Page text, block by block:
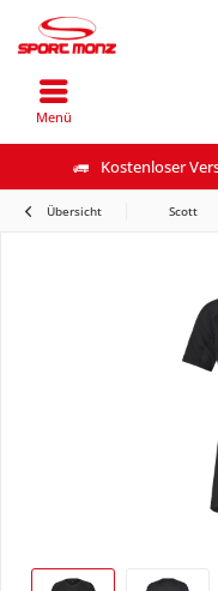
Kostenloser
Menü
Übersicht Scott